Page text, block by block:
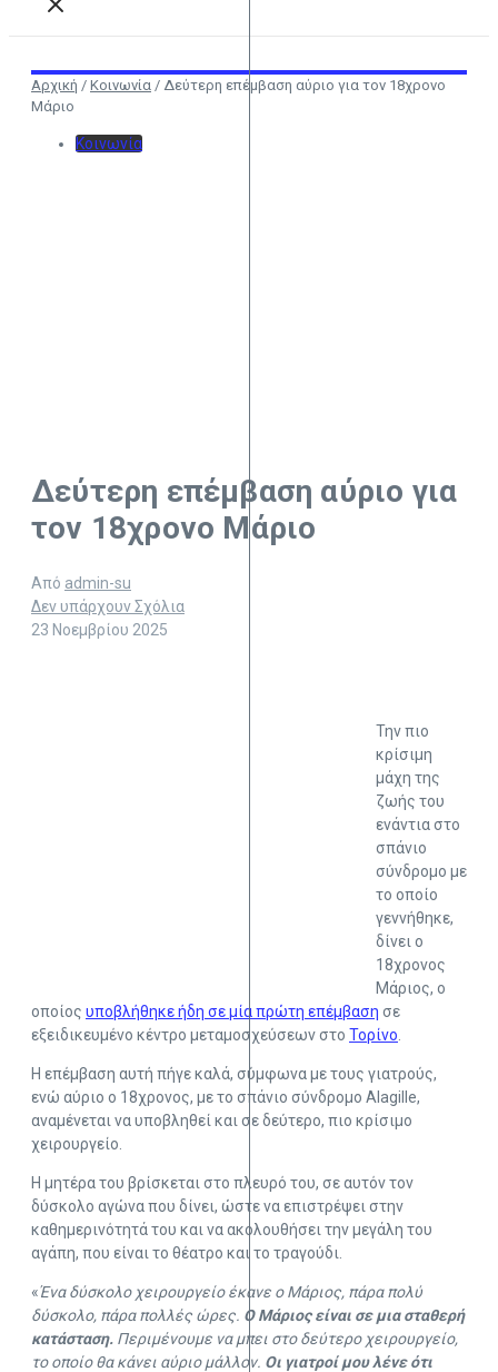
Αρχική / Κοινωνία / Δεύτερη επέμβαση αύριο για τον 18χρονο
Μάριο
Κοινωνία
Δεύτερη επέμβαση αύριο για
τον 18χρονο Μάριο
Από admin-su
Δεν υπάρχουν Σχόλια
23 Νοεμβρίου 2025
Την πιο
κρίσιμη
μάχη της
ζωής του
ενάντια στο
σπάνιο
σύνδρομο με
το οποίο
γεννήθηκε,
δίνει ο
18χρονος
Μάριος, ο
οποίος υποβλήθηκε ήδη σε μία πρώτη επέμβαση σε
εξειδικευμένο κέντρο μεταμοσχεύσεων στο Τορίνο.
Η επέμβαση αυτή πήγε καλά, σύμφωνα με τους γιατρούς,
ενώ αύριο ο 18χρονος, με το σπάνιο σύνδρομο Alagille,
αναμένεται να υποβληθεί και σε δεύτερο, πιο κρίσιμο
χειρουργείο.
Η μητέρα του βρίσκεται στο πλευρό του, σε αυτόν τον
δύσκολο αγώνα που δίνει, ώστε να επιστρέψει στην
καθημερινότητά του και να ακολουθήσει την μεγάλη του
αγάπη, που είναι το θέατρο και το τραγούδι.
«Ένα δύσκολο χειρουργείο έκανε ο Μάριος, πάρα πολύ
δύσκολο, πάρα πολλές ώρες. Ο Μάριος είναι σε μια σταθερή
κατάσταση. Περιμένουμε να μπει στο δεύτερο χειρουργείο,
το οποίο θα κάνει αύριο μάλλον. Οι γιατροί μου λένε ότι